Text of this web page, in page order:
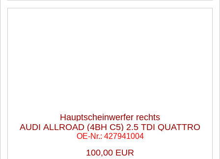
Hauptscheinwerfer rechts
AUDI ALLROAD (4BH C5) 2.5 TDI QUATTRO
OE-Nr.: 427941004
100,00 EUR